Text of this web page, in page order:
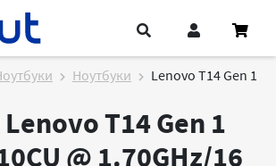
Ноутбуки Lenovo T14 Gen 1
T14 Gen 1
@ 1.70GHz/16